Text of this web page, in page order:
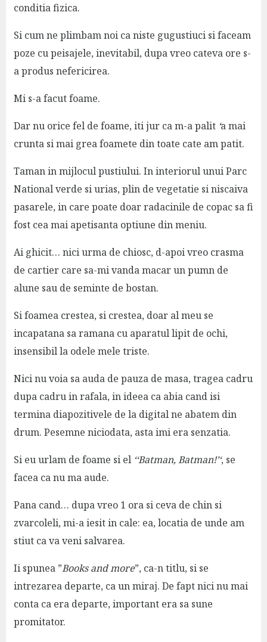
conditia fizica.
Si cum ne plimbam noi ca niste gugustiuci si faceam
poze cu peisajele, inevitabil, dupa vreo cateva ore s-
a produs nefericirea.
Mi s-a facut foame.
Dar nu orice fel de foame, iti jur ca m-a palit ‘a mai
crunta si mai grea foamete din toate cate am patit.
Taman in mijlocul pustiului. In interiorul unui Parc
National verde si urias, plin de vegetatie si niscaiva
pasarele, in care poate doar radacinile de copac sa fi
fost cea mai apetisanta optiune din meniu.
Ai ghicit… nici urma de chiosc, d-apoi vreo crasma
de cartier care sa-mi vanda macar un pumn de
alune sau de seminte de bostan.
Si foamea crestea, si crestea, doar al meu se
incapatana sa ramana cu aparatul lipit de ochi,
insensibil la odele mele triste.
Nici nu voia sa auda de pauza de masa, tragea cadru
dupa cadru in rafala, in ideea ca abia cand isi
termina diapozitivele de la digital ne abatem din
drum. Pesemne niciodata, asta imi era senzatia.
Si eu urlam de foame si el ‘‘Batman, Batman!’‘, se
facea ca nu ma aude.
Pana cand… dupa vreo 1 ora si ceva de chin si
zvarcoleli, mi-a iesit in cale: ea, locatia de unde am
stiut ca va veni salvarea.
Ii spunea ”Books and more”, ca-n titlu, si se
intrezarea departe, ca un miraj. De fapt nici nu mai
conta ca era departe, important era sa sune
promitator.